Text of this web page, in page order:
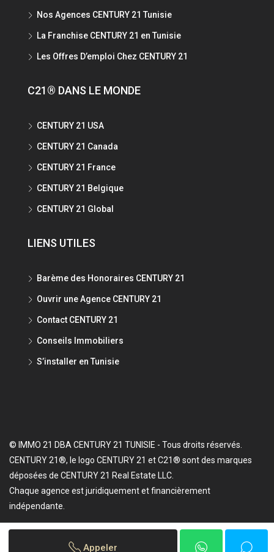
Nos Agences CENTURY 21 Tunisie
La Franchise CENTURY 21 en Tunisie
Les Offres D’emploi Chez CENTURY 21
C21® DANS LE MONDE
CENTURY 21 USA
CENTURY 21 Canada
CENTURY 21 France
CENTURY 21 Belgique
CENTURY 21 Global
LIENS UTILES
Barème des Honoraires CENTURY 21
Ouvrir une Agence CENTURY 21
Contact CENTURY 21
Conseils Immobiliers
S’installer en Tunisie
© IMMO 21 DBA CENTURY 21 TUNISIE - Tous droits réservés.
CENTURY 21®, le logo CENTURY 21 et C21® sont des marques
déposées de CENTURY 21 Real Estate LLC.
Chaque agence est juridiquement et financièrement
indépendante.